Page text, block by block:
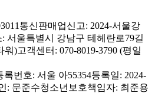
통신판매업신고: 2024-서울강
: 서울특별시 강남구 테헤란로79길
워)고객센터: 070-8019-3790 (평일
록번호: 서울 아55354등록일: 2024-
: 문준수청소년보호책임자: 최준용